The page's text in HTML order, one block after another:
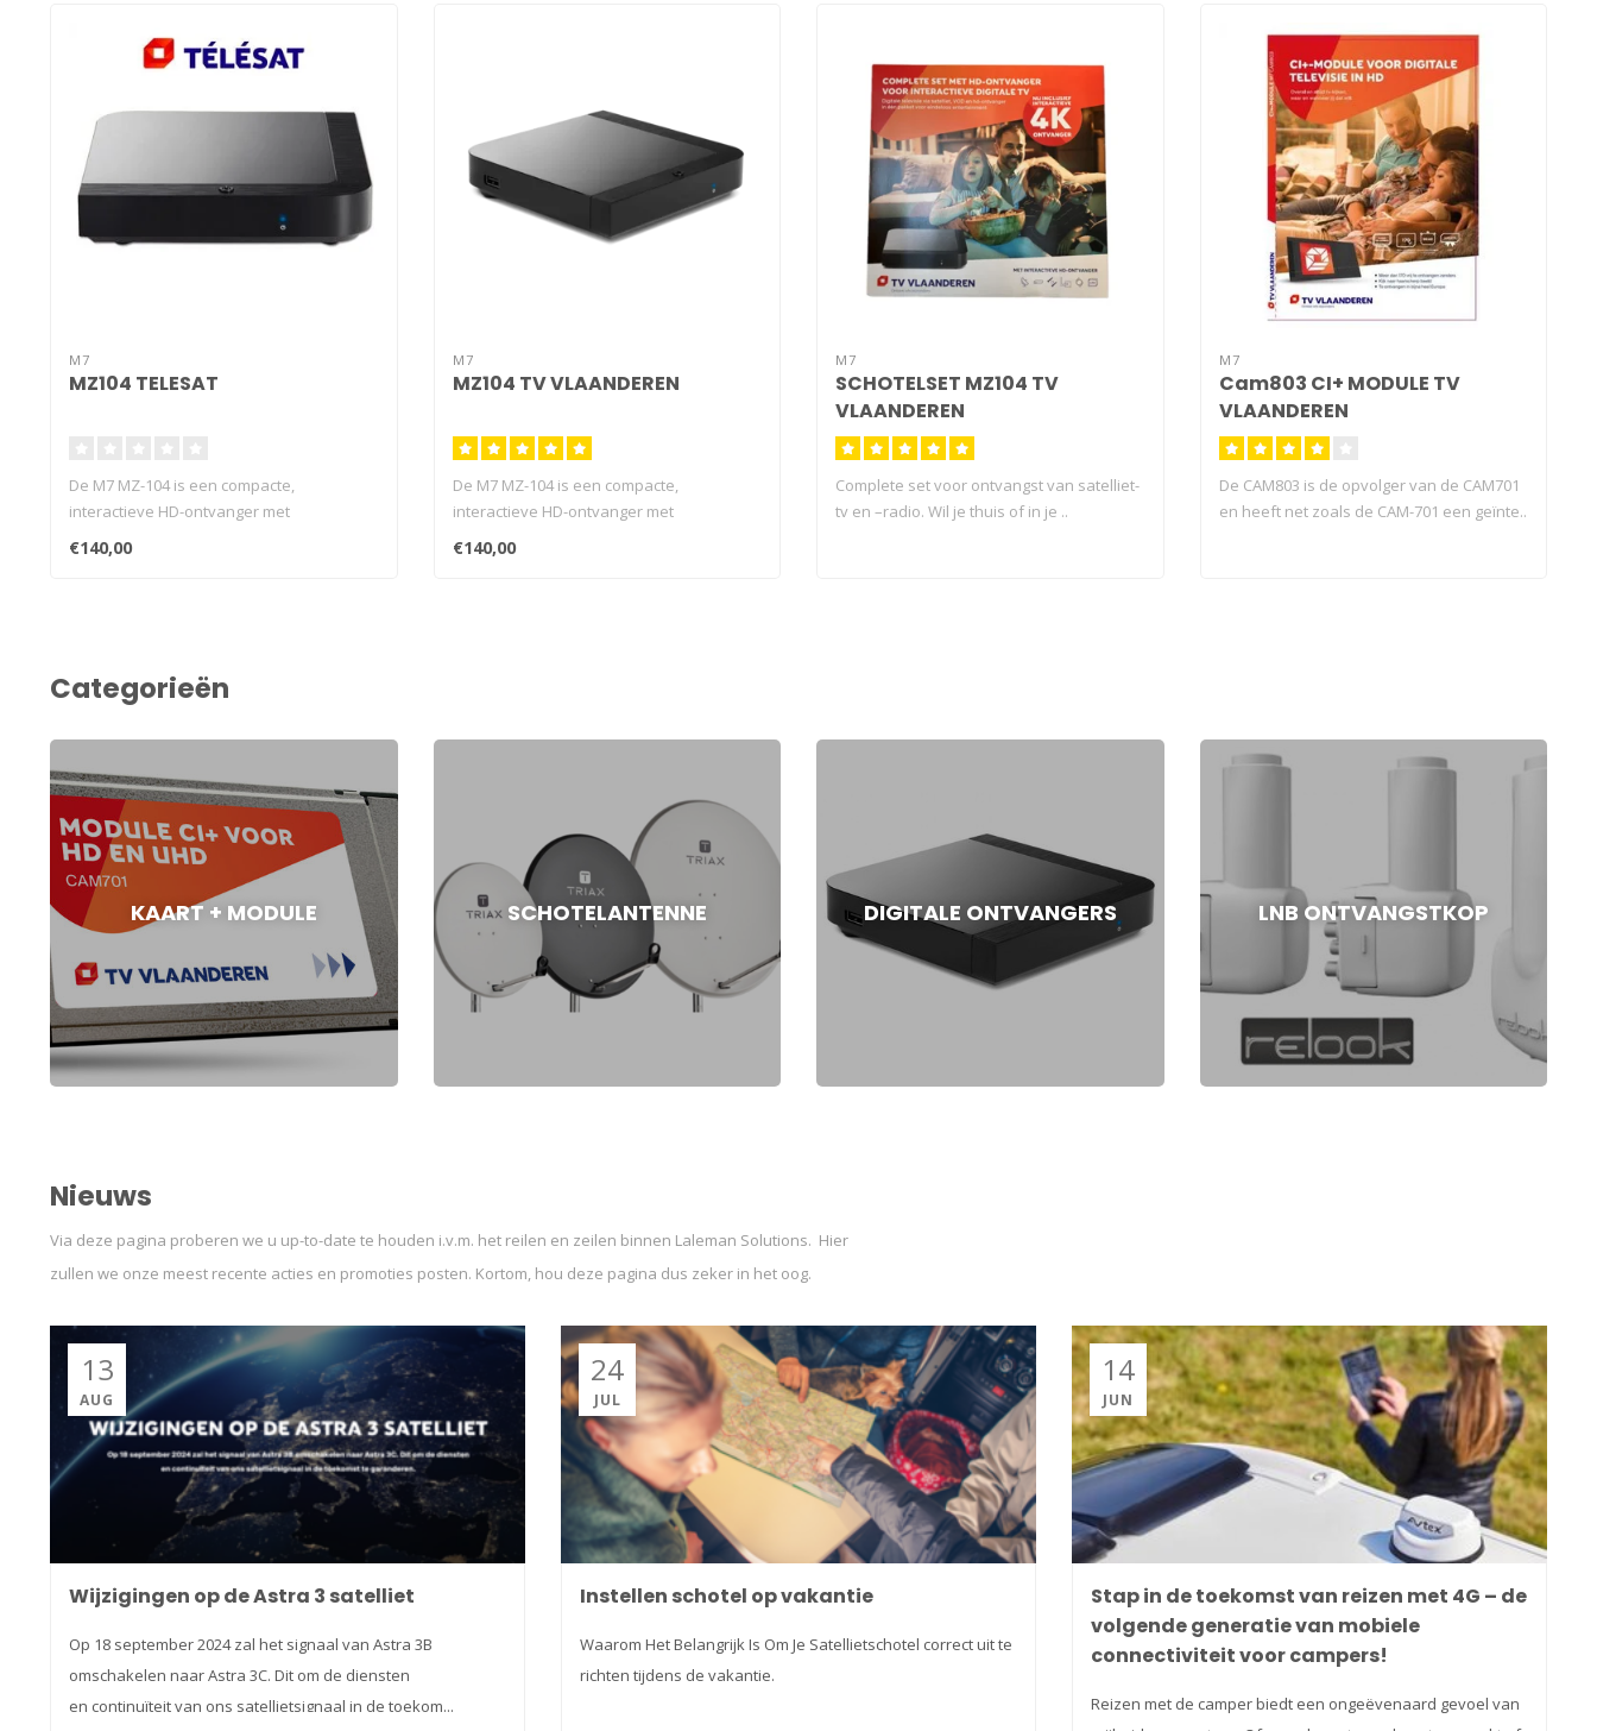
M7
MZ104 TELESAT
De M7 MZ-104 is een compacte,
interactieve HD-ontvanger met
€140,00
M7
MZ104 TV VLAANDEREN
De M7 MZ-104 is een compacte,
interactieve HD-ontvanger met
€140,00
M7
SCHOTELSET MZ104 TV
VLAANDEREN
Complete set voor ontvangst van satelliet-
tv en –radio. Wil je thuis of in je ..
M7
Cam803 CI+ MODULE TV
VLAANDEREN
De CAM803 is de opvolger van de CAM701
en heeft net zoals de CAM-701 een geïnte..
Categorieën
KAART + MODULE SCHOTELANTENNE DIGITALE ONTVANGERS LNB ONTVANGSTKOP
Nieuws
Via deze pagina proberen we u up-to-date te houden i.v.m. het reilen en zeilen binnen Laleman Solutions. Hier
zullen we onze meest recente acties en promoties posten. Kortom, hou deze pagina dus zeker in het oog.
13
AUG
Wijzigingen op de Astra 3 satelliet
Op 18 september 2024 zal het signaal van Astra 3B
omschakelen naar Astra 3C. Dit om de diensten
en continuïteit van ons satellietsignaal in de toekom...
24
JUL
Instellen schotel op vakantie
Waarom Het Belangrijk Is Om Je Satellietschotel correct uit te
richten tijdens de vakantie.
14
JUN
Stap in de toekomst van reizen met 4G – de
volgende generatie van mobiele
connectiviteit voor campers!
Reizen met de camper biedt een ongeëvenaard gevoel van